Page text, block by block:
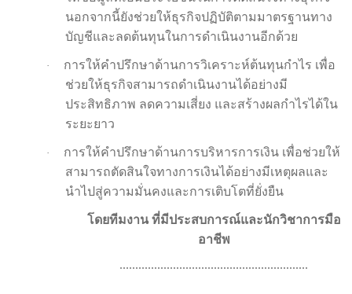
นอกจากนี้ยังช่วยให้ธุรกิจปฏิบัติตามมาตรฐานทาง
บัญชีและลดต้นทุนในการดำเนินงานอีกด้วย
·
การให้คำปรึกษาด้านการวิเคราะห์ต้นทุนกำไร เพื่อ
ช่วยให้ธุรกิจสามารถดำเนินงานได้อย่างมี
ประสิทธิภาพ ลดความเสี่ยง และสร้างผลกำไรได้ใน
ระยะยาว
·
การให้คำปรึกษาด้านการบริหารการเงิน เพื่อช่วยให้
สามารถตัดสินใจทางการเงินได้อย่างมีเหตุผลและ
นำไปสู่ความมั่นคงและการเติบโตที่ยั่งยืน
โดยทีมงาน ที่มีประสบการณ์และนักวิชาการมือ
อาชีพ
............................................................